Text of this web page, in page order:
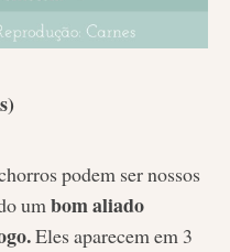
podem ser nossos
umbom aliado
Eles aparecem em 3